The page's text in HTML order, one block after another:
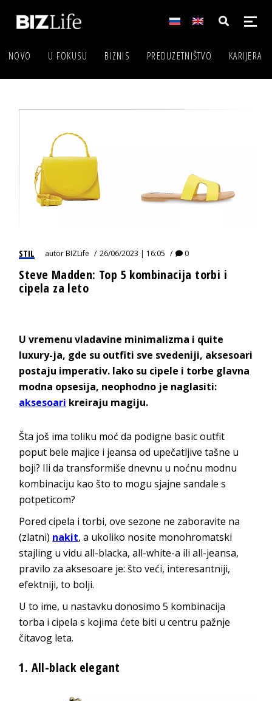
NOVO U FOKUSU BIZNIS PREDUZETNIŠTVO KARIJERA
STIL autorBIZLife 26/06/2023 | 16:05 0
Steve Madden: Top 5 kombinacija torbi i
cipela za leto
U vremenu vladavine minimalizma i quite
luxury-ja, gde su outfiti sve svedeniji, aksesoari
postaju imperativ. Iako su cipele i torbe glavna
modna opsesija, neophodno je naglasiti:
aksesoari kreiraju magiju.
Šta još ima toliku moć da podigne basic outfit
poput bele majice i jeansa od upečatljive tašne u
boji? Ili da transformiše dnevnu u noćnu modnu
kombinaciju kao što to mogu sjajne sandale s
potpeticom?
Pored cipela i torbi, ove sezone ne zaboravite na
(zlatni) nakit, a ukoliko nosite monohromatski
stajling u vidu all-blacka, all-white-a ili all-jeansa,
pravilo za aksesoare je: što veći, interesantniji,
efektniji, to bolji.
U to ime, u nastavku donosimo 5 kombinacija
torba i cipela s kojima ćete biti u centru pažnje
čitavog leta.
1. All-black elegant